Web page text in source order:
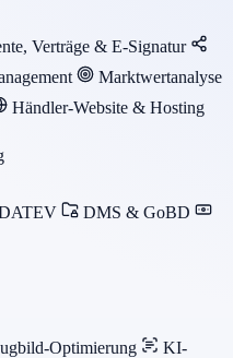
Verträge & E-Signatur
Marktwertanalyse
Händler-Website & Hosting
DMS & GoBD
Optimierung
KI-